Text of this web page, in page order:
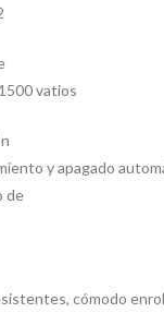
vatios
y apagado
de
cómodo